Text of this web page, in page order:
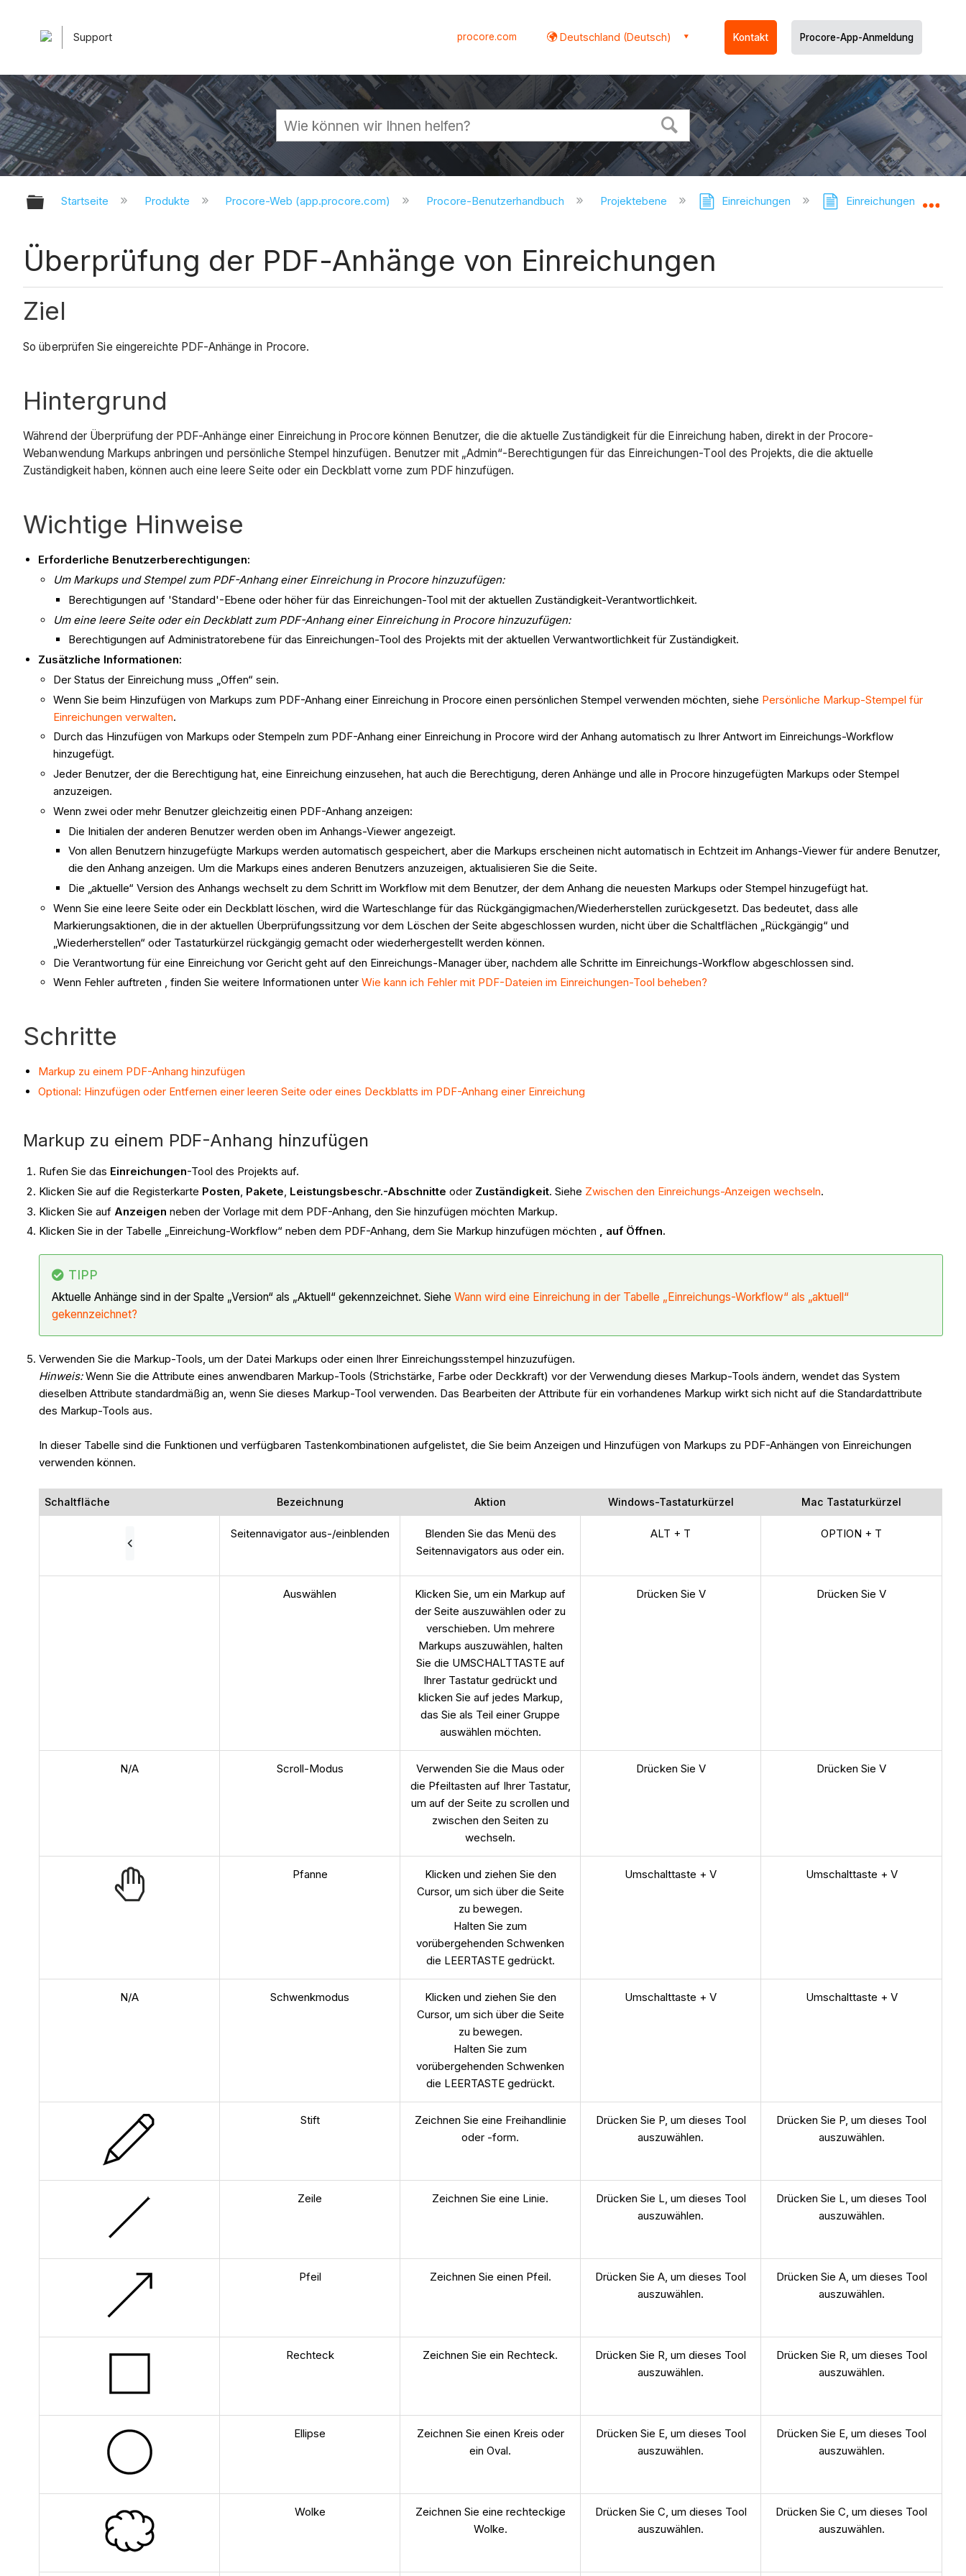
Support procore.com Deutschland (Deutsch) Kontakt Procore-App-Anmeldung
Globale Hierarchie auf- und zuklappen
Startseite Produkte Procore-Web (app.procore.com) Procore-Benutzerhandbuch Projektebene Einreichungen Einreichungen -
Überprüfung der PDF-Anhänge von Einreichungen
Ziel
So überprüfen Sie eingereichte PDF-Anhänge in Procore.
Hintergrund
Während der Überprüfung der PDF-Anhänge einer Einreichung in Procore können Benutzer, die die aktuelle Zuständigkeit für die Einreichung haben, direkt in der Procore-
Webanwendung Markups anbringen und persönliche Stempel hinzufügen. Benutzer mit „Admin“-Berechtigungen für das Einreichungen-Tool des Projekts, die die aktuelle
Zuständigkeit haben, können auch eine leere Seite oder ein Deckblatt vorne zum PDF hinzufügen.
Wichtige Hinweise
Erforderliche Benutzerberechtigungen:
Um Markupsund Stempel zum PDF-Anhang einer Einreichung in Procore hinzuzufügen:
Berechtigungen auf 'Standard'-Ebene oder höher für das Einreichungen-Tool mit der aktuellen Zuständigkeit-Verantwortlichkeit.
Um eine leere Seite oder ein Deckblatt zum PDF-Anhang einer Einreichung in Procore hinzuzufügen:
Berechtigungen auf Administratorebene für das Einreichungen-Tool des Projekts mit der aktuellen Verwantwortlichkeit für Zuständigkeit.
Zusätzliche Informationen:
Der Status der Einreichung muss „Offen“ sein.
Wenn Sie beim Hinzufügen von Markups zum PDF-Anhang einer Einreichung in Procore einen persönlichen Stempel verwenden möchten, siehe Persönliche Markup-Stempel für
Einreichungen verwalten.
Durch das Hinzufügen von Markups oder Stempeln zum PDF-Anhang einer Einreichung in Procore wird der Anhang automatisch zu Ihrer Antwort im Einreichungs-Workflow
hinzugefügt.
Jeder Benutzer, der die Berechtigung hat, eine Einreichung einzusehen, hat auch die Berechtigung, deren Anhänge und alle in Procore hinzugefügten Markups oder Stempel
anzuzeigen.
Wenn zwei oder mehr Benutzer gleichzeitig einen PDF-Anhang anzeigen:
Die Initialen der anderen Benutzer werden oben im Anhangs-Viewer angezeigt.
Von allen Benutzern hinzugefügte Markups werden automatisch gespeichert, aber die Markups erscheinen nicht automatisch in Echtzeit im Anhangs-Viewer für andere Benutzer,
die den Anhang anzeigen. Um die Markups eines anderen Benutzers anzuzeigen, aktualisieren Sie die Seite.
Die „aktuelle“ Version des Anhangs wechselt zu dem Schritt im Workflow mit dem Benutzer, der dem Anhang die neuesten Markups oder Stempel hinzugefügt hat.
Wenn Sie eine leere Seite oder ein Deckblatt löschen, wird die Warteschlange für das Rückgängigmachen/Wiederherstellen zurückgesetzt. Das bedeutet, dass alle
Markierungsaktionen, die in der aktuellen Überprüfungssitzung vor dem Löschen der Seite abgeschlossen wurden, nicht über die Schaltflächen „Rückgängig“ und
„Wiederherstellen“ oder Tastaturkürzel rückgängig gemacht oder wiederhergestellt werden können.
Die Verantwortung für eine Einreichung vor Gericht geht auf den Einreichungs-Manager über, nachdem alle Schritte im Einreichungs-Workflow abgeschlossen sind.
Wenn Fehler auftreten , finden Sie weitere Informationen unter Wie kann ich Fehler mit PDF-Dateien im Einreichungen-Tool beheben?
Schritte
Markup zu einem PDF-Anhang hinzufügen
Optional: Hinzufügen oder Entfernen einer leeren Seite oder eines Deckblatts im PDF-Anhang einer Einreichung
Markup zu einem PDF-Anhang hinzufügen
Rufen Sie das Einreichungen-Tool des Projekts auf.
Klicken Sie auf die Registerkarte Posten, Pakete, Leistungsbeschr.-Abschnitte oder Zuständigkeit. Siehe Zwischen den Einreichungs-Anzeigen wechseln.
Klicken Sie auf Anzeigen neben der Vorlage mit dem PDF-Anhang, den Sie hinzufügen möchten Markup.
Klicken Sie in der Tabelle „Einreichung-Workflow“ neben dem PDF-Anhang, dem Sie Markup hinzufügen möchten , auf Öffnen.
TIPP
Aktuelle Anhänge sind in der Spalte „Version“ als „Aktuell“ gekennzeichnet. SieheWann wird eine Einreichung in der Tabelle „Einreichungs-Workflow“ als „aktuell“
gekennzeichnet?
Verwenden Sie die Markup-Tools, um der Datei Markups oder einen Ihrer Einreichungsstempel hinzuzufügen.
Hinweis:Wenn Sie die Attribute eines anwendbaren Markup-Tools (Strichstärke, Farbe oder Deckkraft) vor der Verwendung dieses Markup-Tools ändern, wendet das System
dieselben Attribute standardmäßig an, wenn Sie dieses Markup-Tool verwenden. Das Bearbeiten der Attribute für ein vorhandenes Markup wirkt sich nicht auf die Standardattribute
des Markup-Tools aus.
In dieser Tabelle sind die Funktionen und verfügbaren Tastenkombinationen aufgelistet, die Sie beim Anzeigen und Hinzufügen von Markups zu PDF-Anhängen von Einreichungen
verwenden können.
Schaltfläche Bezeichnung Aktion Windows-Tastaturkürzel Mac Tastaturkürzel
Seitennavigator aus-/einblenden
Blenden Sie das Menü des
Seitennavigators aus oder ein.
ALT + T OPTION + T
Auswählen
Klicken Sie, um ein Markup auf
der Seite auszuwählen oder zu
verschieben. Um mehrere
Markups auszuwählen, halten
Sie die UMSCHALTTASTE auf
Ihrer Tastatur gedrückt und
klicken Sie auf jedes Markup,
das Sie als Teil einer Gruppe
auswählen möchten.
Drücken Sie V Drücken Sie V
N/A Scroll-Modus
Verwenden Sie die Maus oder
die Pfeiltasten auf Ihrer Tastatur,
um auf der Seite zu scrollen und
zwischen den Seiten zu
wechseln.
Drücken Sie V Drücken Sie V
Pfanne
Klicken und ziehen Sie den
Cursor, um sich über die Seite
zu bewegen.
Halten Sie zum
vorübergehenden Schwenken
die LEERTASTE gedrückt.
Umschalttaste + V Umschalttaste + V
N/A Schwenkmodus
Klicken und ziehen Sie den
Cursor, um sich über die Seite
zu bewegen.
Halten Sie zum
vorübergehenden Schwenken
die LEERTASTE gedrückt.
Umschalttaste + V Umschalttaste + V
Stift
Zeichnen Sie eine Freihandlinie
oder -form.
Drücken Sie P, um dieses Tool
auszuwählen.
Drücken Sie P, um dieses Tool
auszuwählen.
Zeile Zeichnen Sie eine Linie.
Drücken Sie L, um dieses Tool
auszuwählen.
Drücken Sie L, um dieses Tool
auszuwählen.
Pfeil Zeichnen Sie einen Pfeil.
Drücken Sie A, um dieses Tool
auszuwählen.
Drücken Sie A, um dieses Tool
auszuwählen.
Rechteck Zeichnen Sie ein Rechteck.
Drücken Sie R, um dieses Tool
auszuwählen.
Drücken Sie R, um dieses Tool
auszuwählen.
Ellipse
Zeichnen Sie einen Kreis oder
ein Oval.
Drücken Sie E, um dieses Tool
auszuwählen.
Drücken Sie E, um dieses Tool
auszuwählen.
Wolke
Zeichnen Sie eine rechteckige
Wolke.
Drücken Sie C, um dieses Tool
auszuwählen.
Drücken Sie C, um dieses Tool
auszuwählen.